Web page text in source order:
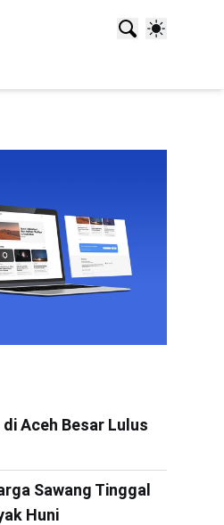
Aceh Besar Lulus
Sawang Tinggal
Huni